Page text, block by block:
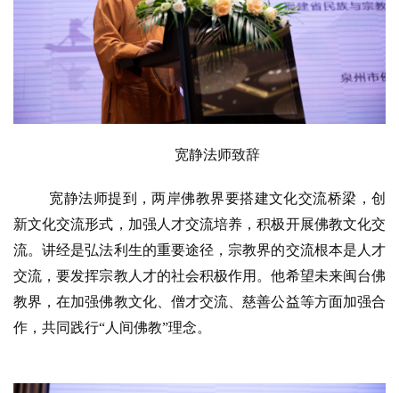
八
点
音
僧
宽静法师致辞
宽静法师提到，两岸佛教界要搭建文化交流桥梁，创
新文化交流形式，加强人才交流培养，积极开展佛教文化交
流。讲经是弘法利生的重要途径，宗教界的交流根本是人才
交流，要发挥宗教人才的社会积极作用。他希望未来闽台佛
教界，在加强佛教文化、僧才交流、慈善公益等方面加强合
作，共同践行“人间佛教”理念。